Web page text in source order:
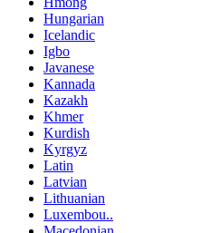
Hungarian
Icelandic
Igbo
Javanese
Kannada
Kazakh
Khmer
Kurdish
Kyrgyz
Latin
Latvian
Lithuanian
Luxembou..